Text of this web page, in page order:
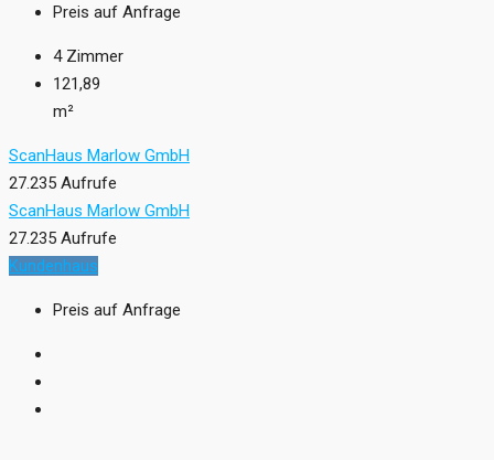
Preis auf Anfrage
4 Zimmer
121,89
m²
ScanHaus Marlow GmbH
27.235 Aufrufe
ScanHaus Marlow GmbH
27.235 Aufrufe
Kundenhaus
Preis auf Anfrage